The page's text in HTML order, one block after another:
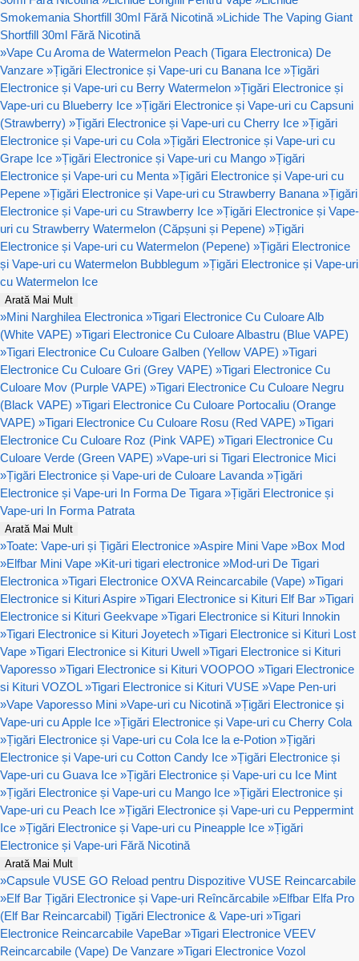
Smokemania Shortfill 30ml Fără Nicotină »Lichide The Vaping Giant
Shortfill 30ml Fără Nicotină
»Vape Cu Aroma de Watermelon Peach (Tigara Electronica) De
Vanzare »Țigări Electronice și Vape-uri cu Banana Ice »Țigări
Electronice și Vape-uri cu Berry Watermelon »Țigări Electronice și
Vape-uri cu Blueberry Ice »Țigări Electronice și Vape-uri cu Capsuni
(Strawberry) »Țigări Electronice și Vape-uri cu Cherry Ice »Țigări
Electronice și Vape-uri cu Cola »Țigări Electronice și Vape-uri cu
Grape Ice »Țigări Electronice și Vape-uri cu Mango »Țigări
Electronice și Vape-uri cu Menta »Țigări Electronice și Vape-uri cu
Pepene »Țigări Electronice și Vape-uri cu Strawberry Banana »Țigări
Electronice și Vape-uri cu Strawberry Ice »Țigări Electronice și Vape-
uri cu Strawberry Watermelon (Căpșuni și Pepene) »Țigări
Electronice și Vape-uri cu Watermelon (Pepene) »Țigări Electronice
și Vape-uri cu Watermelon Bubblegum »Țigări Electronice și Vape-uri
cu Watermelon Ice
Arată Mai Mult
»Mini Narghilea Electronica »Tigari Electronice Cu Culoare Alb
(White VAPE) »Tigari Electronice Cu Culoare Albastru (Blue VAPE)
»Tigari Electronice Cu Culoare Galben (Yellow VAPE) »Tigari
Electronice Cu Culoare Gri (Grey VAPE) »Tigari Electronice Cu
Culoare Mov (Purple VAPE) »Tigari Electronice Cu Culoare Negru
(Black VAPE) »Tigari Electronice Cu Culoare Portocaliu (Orange
VAPE) »Tigari Electronice Cu Culoare Rosu (Red VAPE) »Tigari
Electronice Cu Culoare Roz (Pink VAPE) »Tigari Electronice Cu
Culoare Verde (Green VAPE) »Vape-uri si Tigari Electronice Mici
»Țigări Electronice și Vape-uri de Culoare Lavanda »Țigări
Electronice și Vape-uri In Forma De Tigara »Țigări Electronice și
Vape-uri In Forma Patrata
Arată Mai Mult
»Toate: Vape-uri și Țigări Electronice »Aspire Mini Vape »Box Mod
»Elfbar Mini Vape »Kit-uri tigari electronice »Mod-uri De Tigari
Electronica »Tigari Electronice OXVA Reincarcabile (Vape) »Tigari
Electronice si Kituri Aspire »Tigari Electronice si Kituri Elf Bar »Tigari
Electronice si Kituri Geekvape »Tigari Electronice si Kituri Innokin
»Tigari Electronice si Kituri Joyetech »Tigari Electronice si Kituri Lost
Vape »Tigari Electronice si Kituri Uwell »Tigari Electronice si Kituri
Vaporesso »Tigari Electronice si Kituri VOOPOO »Tigari Electronice
si Kituri VOZOL »Tigari Electronice si Kituri VUSE »Vape Pen-uri
»Vape Vaporesso Mini »Vape-uri cu Nicotină »Țigări Electronice și
Vape-uri cu Apple Ice »Țigări Electronice și Vape-uri cu Cherry Cola
»Țigări Electronice și Vape-uri cu Cola Ice la e-Potion »Țigări
Electronice și Vape-uri cu Cotton Candy Ice »Țigări Electronice și
Vape-uri cu Guava Ice »Țigări Electronice și Vape-uri cu Ice Mint
»Țigări Electronice și Vape-uri cu Mango Ice »Țigări Electronice și
Vape-uri cu Peach Ice »Țigări Electronice și Vape-uri cu Peppermint
Ice »Țigări Electronice și Vape-uri cu Pineapple Ice »Țigări
Electronice și Vape-uri Fără Nicotină
Arată Mai Mult
»Capsule VUSE GO Reload pentru Dispozitive VUSE Reincarcabile
»Elf Bar Țigări Electronice și Vape-uri Reîncărcabile »Elfbar Elfa Pro
(Elf Bar Reincarcabil) Țigări Electronice & Vape-uri »Tigari
Electronice Reincarcabile VapeBar »Tigari Electronice VEEV
Reincarcabile (Vape) De Vanzare »Tigari Electronice Vozol